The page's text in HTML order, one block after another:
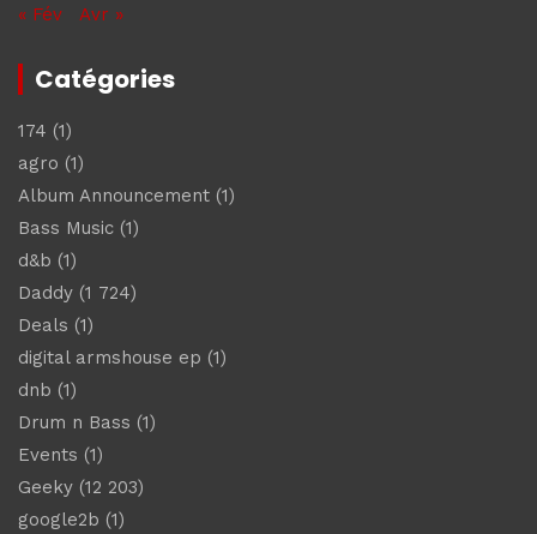
« Fév
Avr »
Catégories
174 (1)
agro (1)
Album Announcement (1)
Bass Music (1)
d&b (1)
Daddy (1 724)
Deals (1)
digital armshouse ep (1)
dnb (1)
Drum n Bass (1)
Events (1)
Geeky (12 203)
google2b (1)